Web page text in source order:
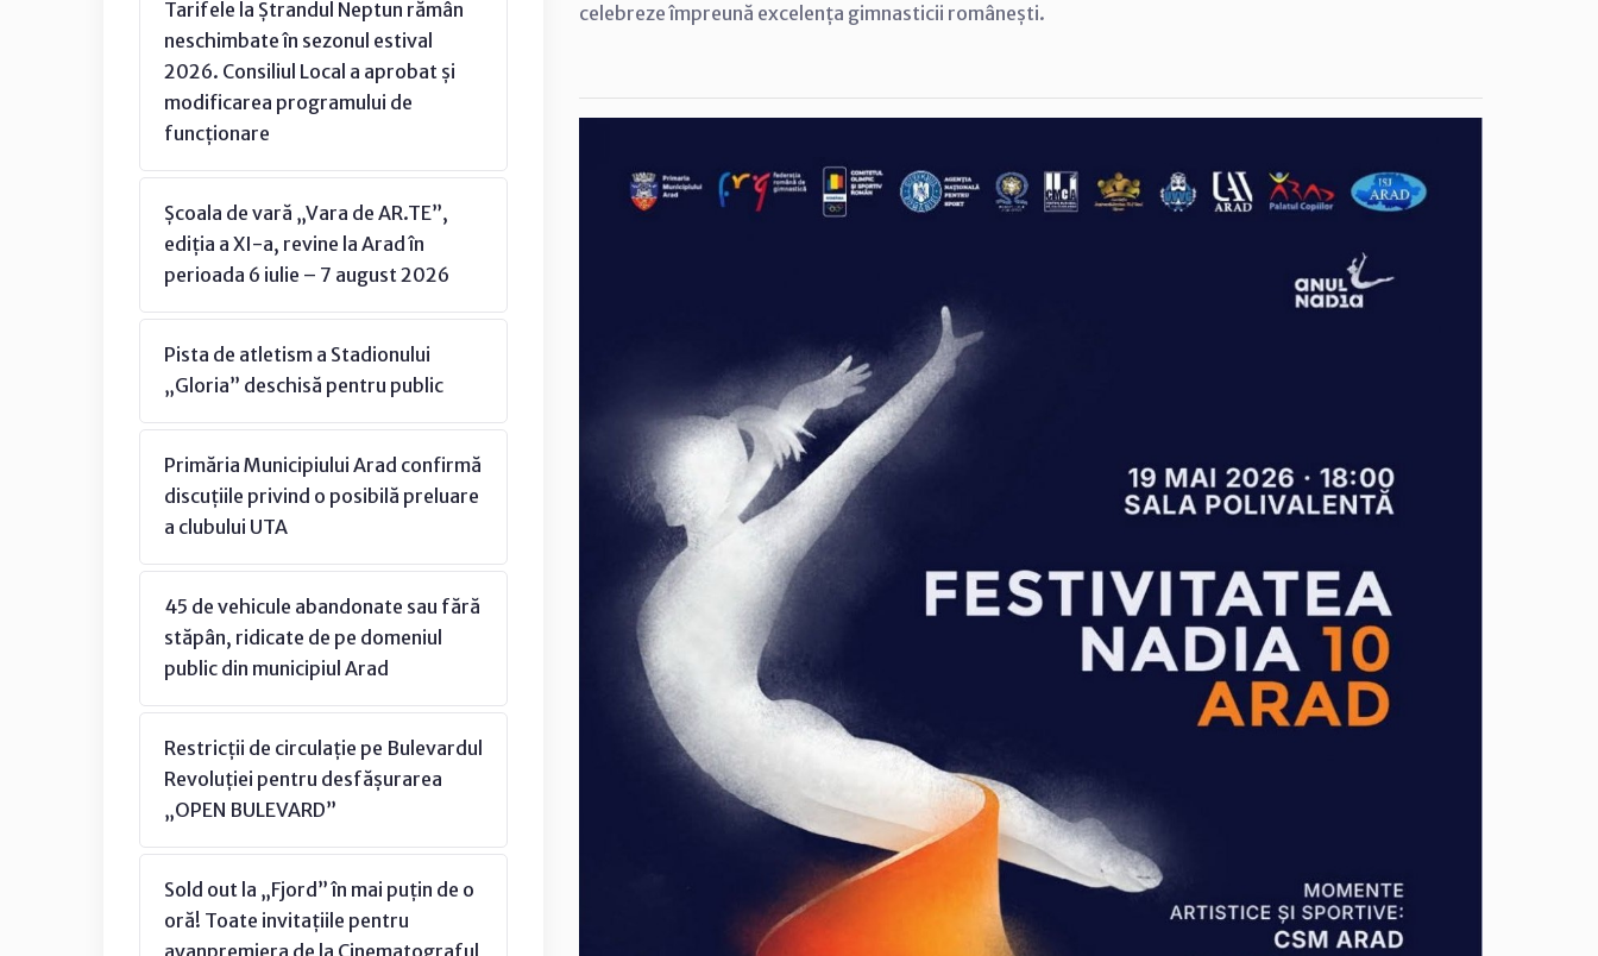
Tarifele la Ștrandul Neptun rămân
neschimbate în sezonul estival
2026. Consiliul Local a aprobat și
modificarea programului de
funcționare
Școala de vară „Vara de AR.TE”,
ediția a XI-a, revine la Arad în
perioada 6 iulie – 7 august 2026
Pista de atletism a Stadionului
„Gloria” deschisă pentru public
Primăria Municipiului Arad confirmă
discuțiile privind o posibilă preluare
a clubului UTA
45 de vehicule abandonate sau fără
stăpân, ridicate de pe domeniul
public din municipiul Arad
Restricții de circulație pe Bulevardul
Revoluției pentru desfășurarea
„OPEN BULEVARD”
Sold out la „Fjord” în mai puțin de o
oră! Toate invitațiile pentru
avanpremiera de la Cinematograful
celebreze împreună excelența gimnasticii românești.